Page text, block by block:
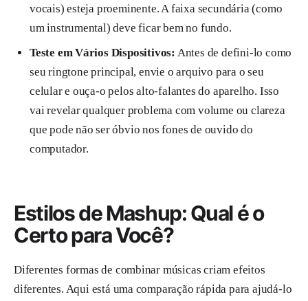
vocais) esteja proeminente. A faixa secundária (como
um instrumental) deve ficar bem no fundo.
Teste em Vários Dispositivos: Antes de defini-lo como
seu ringtone principal, envie o arquivo para o seu
celular e ouça-o pelos alto-falantes do aparelho. Isso
vai revelar qualquer problema com volume ou clareza
que pode não ser óbvio nos fones de ouvido do
computador.
Estilos de Mashup: Qual é o
Certo para Você?
Diferentes formas de combinar músicas criam efeitos
diferentes. Aqui está uma comparação rápida para ajudá-lo